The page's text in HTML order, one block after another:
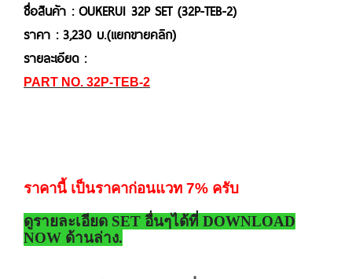
ชื่อสินค้า : OUKERUI 32P SET (32P-TEB-2)
ราคา : 3,230 บ.(แยกขายคลิก)
รายละเอียด :
PART NO. 32P-TEB-2
ราคานี้ เป็นราคาก่อนแวท 7% ครับ
ดูรายละเอียด SET อื่นๆได้ที่ DOWNLOAD
NOW ด้านล่าง.